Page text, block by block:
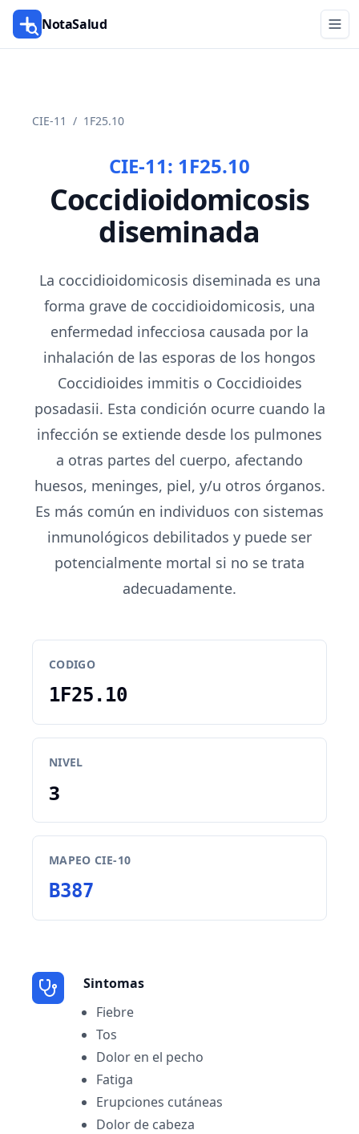
NotaSalud
CIE-11 / 1F25.10
CIE-11: 1F25.10
Coccidioidomicosis
diseminada
La coccidioidomicosis diseminada es una
forma grave de coccidioidomicosis, una
enfermedad infecciosa causada por la
inhalación de las esporas de los hongos
Coccidioides immitis o Coccidioides
posadasii. Esta condición ocurre cuando la
infección se extiende desde los pulmones
a otras partes del cuerpo, afectando
huesos, meninges, piel, y/u otros órganos.
Es más común en individuos con sistemas
inmunológicos debilitados y puede ser
potencialmente mortal si no se trata
adecuadamente.
CODIGO
1F25.10
NIVEL
3
MAPEO CIE-10
B387
Sintomas
Fiebre
Tos
Dolor en el pecho
Fatiga
Erupciones cutáneas
Dolor de cabeza